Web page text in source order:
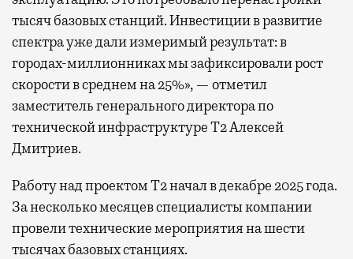
тысяч базовых станций. Инвестиции в развитие
спектра уже дали измеримый результат: в
городах-миллионниках мы зафиксировали рост
скорости в среднем на 25%», — отметил
заместитель генерального директора по
технической инфраструктуре Т2 Алексей
Дмитриев.
Работу над проектом Т2 начал в декабре 2025 года.
За несколько месяцев специалисты компании
провели технические мероприятия на шести
тысячах базовых станциях.